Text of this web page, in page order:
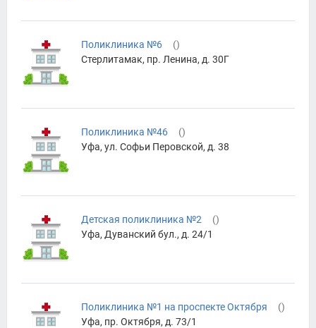
Поликлиника №6 ()
Стерлитамак, пр. Ленина, д. 30Г
Поликлиника №46 ()
Уфа, ул. Софьи Перовской, д. 38
Детская поликлиника №2 ()
Уфа, Дуванский бул., д. 24/1
Поликлиника №1 на проспекте Октября ()
Уфа, пр. Октября, д. 73/1